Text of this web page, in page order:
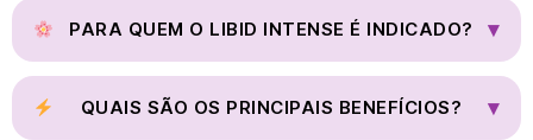
PARA QUEM O LIBID INTENSE É INDICADO? ▾
Mulheres que sentem queda de desejo sexual, estão mais
cansadas ou estressadas, querem mais conexão com o
QUAIS SÃO OS PRINCIPAIS BENEFÍCIOS? ▾